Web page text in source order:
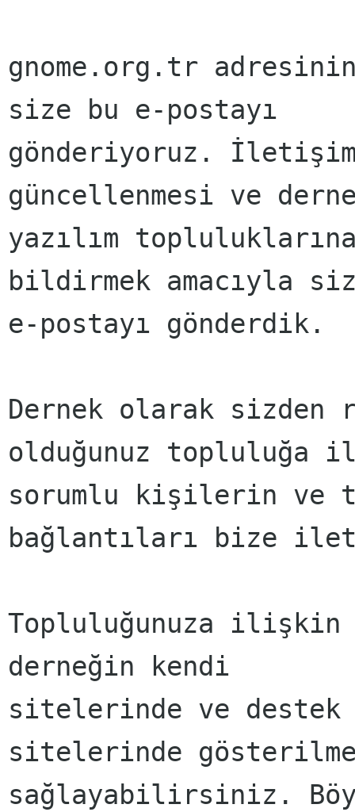
gnome.org.tr
size bu e-postayı
gönderiyoruz.
güncellenmesi ve
yazılım
bildirmek amacıyla
e-postayı gönderdik.
Dernek olarak sizden
olduğunuz topluluğa
sorumlu kişilerin ve
bağlantıları bize
Topluluğunuza ilişkin
derneğin kendi
sitelerinde ve
sitelerinde
sağlayabilirsiniz.